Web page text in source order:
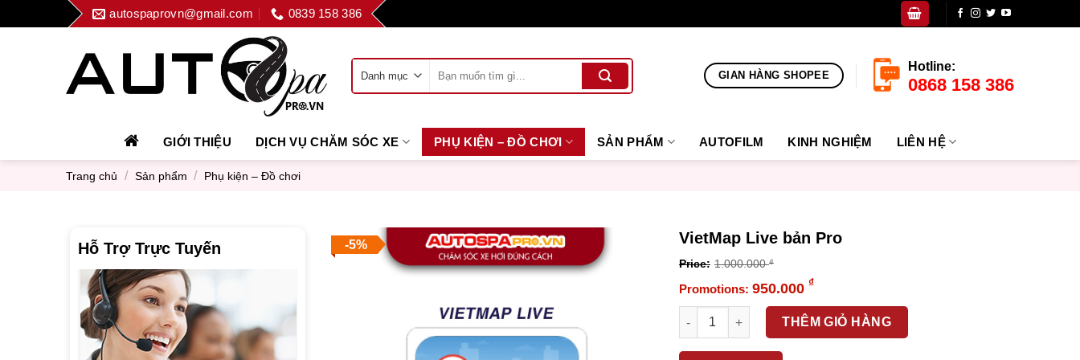
to
autospaprovn@gmail.com 0839 158 386
kiếm:
GIAN HÀNG SHOPEE
Hotline:
0868 158 386
GIỚI THIỆU DỊCH VỤ CHĂM SÓC XE PHỤ KIỆN – ĐỒ CHƠI SẢN PHẨM AUTOFILM KINH NGHIỆM LIÊN HỆ
Trang chủ / Sản phẩm / Phụ kiện – Đồ chơi
Hỗ Trợ Trực Tuyến -5% VietMap Live bản Pro
1.000.000₫
Original
price
was:
1.000.000 ₫.
950.000 ₫
Current
price
is:
VietMap Live bản Pro số lượng
THÊM GIỎ HÀNG